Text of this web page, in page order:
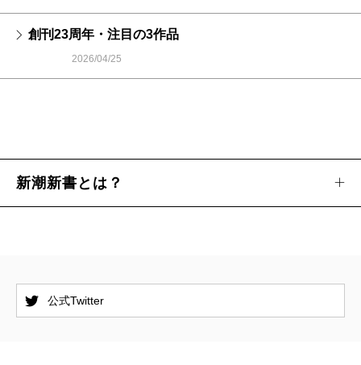
創刊23周年・注目の3作品
2026/04/25
新潮新書とは？
公式Twitter